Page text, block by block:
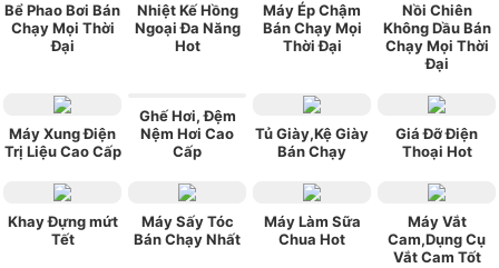
Bể Phao Bơi Bán
Chạy Mọi Thời
Đại
Nhiệt Kế Hồng
Ngoại Đa Năng
Hot
Máy Ép Chậm
Bán Chạy Mọi
Thời Đại
Nồi Chiên
Không Dầu Bán
Chạy Mọi Thời
Đại
Máy Xung Điện
Trị Liệu Cao Cấp
Ghế Hơi, Đệm
Nệm Hơi Cao
Cấp
Tủ Giày,Kệ Giày
Bán Chạy
Giá Đỡ Điện
Thoại Hot
Khay Đựng mứt
Tết
Máy Sấy Tóc
Bán Chạy Nhất
Máy Làm Sữa
Chua Hot
Máy Vắt
Cam,Dụng Cụ
Vắt Cam Tốt